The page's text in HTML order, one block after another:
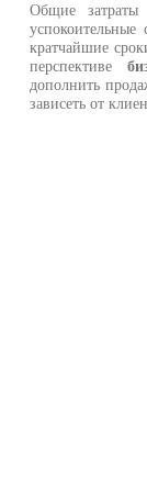
Общие затраты
успокоительные
кратчайшие
перспективе
дополнить
зависеть от